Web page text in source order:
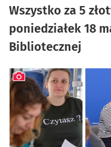
Wszystko za 5
poniedziałek 18
Bibliotecznej